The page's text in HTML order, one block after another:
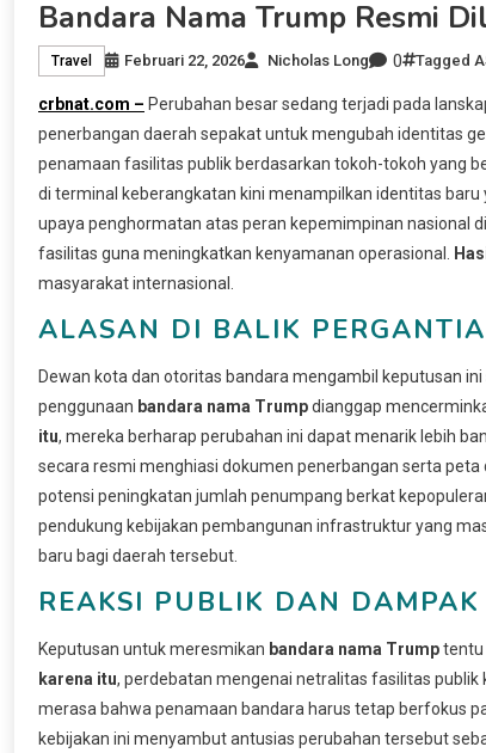
Bandara Nama Trump Resmi
Travel Februari 22, 2026 Nicholas Long 0 Tagged
crbnat.com – Perubahan besar sedang terjadi pada
penerbangan daerah sepakat untuk mengubah identitas
penamaan fasilitas publik berdasarkan tokoh-tokoh yang
di terminal keberangkatan kini menampilkan identitas
upaya penghormatan atas peran kepemimpinan nasional di
fasilitas guna meningkatkan kenyamanan operasional.
masyarakat internasional.
ALASAN DI BALIK
Dewan kota dan otoritas bandara mengambil keputusan
penggunaan bandara nama Trumpdianggap
itu, mereka berharap perubahan ini dapat menarik lebih
secara resmi menghiasi dokumen penerbangan serta peta
potensi peningkatan jumlah penumpang berkat
pendukung kebijakan pembangunan infrastruktur yang
baru bagi daerah tersebut.
REAKSI PUBLIK DAN
Keputusan untuk meresmikan bandara nama Trumptentu
karena itu, perdebatan mengenai netralitas fasilitas
merasa bahwa penamaan bandara harus tetap berfokus
kebijakan ini menyambut antusias perubahan tersebut